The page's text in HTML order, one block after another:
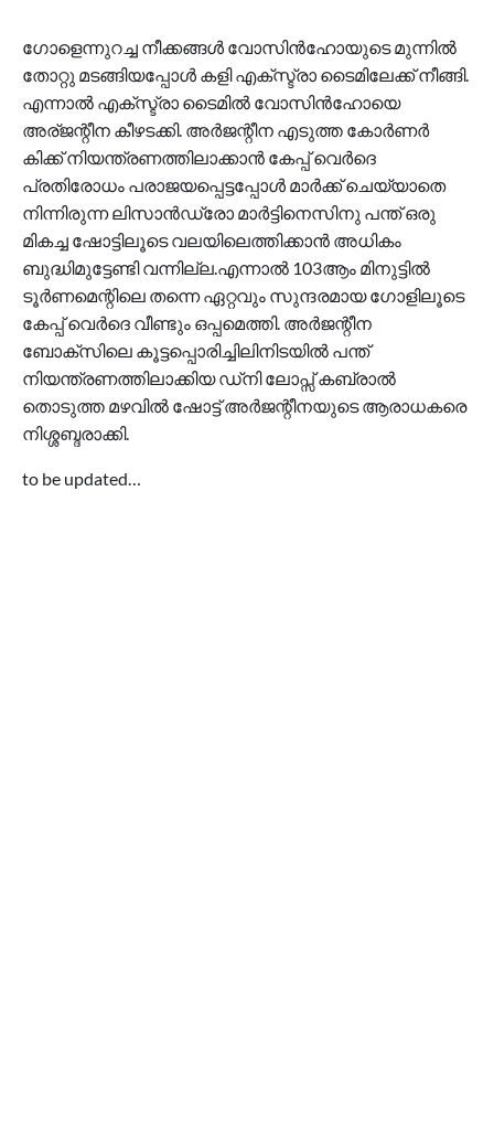
ഗോളെന്നുറച്ച നീക്കങ്ങൾ വോസിൻഹോയുടെ മുന്നിൽ
തോറ്റു മടങ്ങിയപ്പോൾ കളി എക്സ്ട്രാ ടൈമിലേക്ക് നീങ്ങി.
എന്നാൽ എക്സ്ട്രാ ടൈമിൽ വോസിൻഹോയെ
അര്ജന്റീന കീഴടക്കി. അർജന്റീന എടുത്ത കോർണർ
കിക്ക്നിയന്ത്രണത്തിലാക്കാൻ കേപ്പ്വെർദെ
പ്രതിരോധം പരാജയപ്പെട്ടപ്പോൾ മാർക്ക്ചെയ്യാതെ
നിന്നിരുന്ന ലിസാൻഡ്രോ മാർട്ടിനെസിനു പന്ത്ഒരു
മികച്ച ഷോട്ടിലൂടെ വലയിലെത്തിക്കാൻ അധികം
ബുദ്ധിമുട്ടേണ്ടി വന്നില്ല.എന്നാൽ 103ആം മിനുട്ടിൽ
ടൂർണമെന്റിലെ തന്നെ ഏറ്റവും സുന്ദരമായ ഗോളിലൂടെ
കേപ്പ്വെർദെ വീണ്ടും ഒപ്പമെത്തി. അർജന്റീന
ബോക്സിലെ കൂട്ടപ്പൊരിച്ചിലിനിടയിൽ പന്ത്
നിയന്ത്രണത്തിലാക്കിയഡ്നി ലോപ്സ്കബ്രാൽ
തൊടുത്ത മഴവിൽ ഷോട്ട്അർജന്റീനയുടെ ആരാധകരെ
നിശ്ശബ്ദരാക്കി.
to be updated…